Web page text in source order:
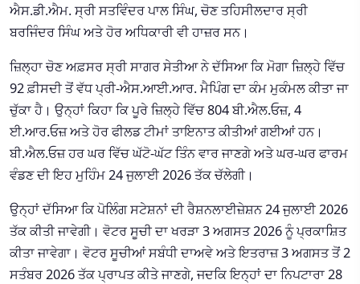
ਐਸ.ਡੀ.ਐਮ. ਸ੍ਰੀ ਸਤਵਿੰਦਰ ਪਾਲ ਸਿੰਘ, ਚੋਣ ਤਹਿਸੀਲਦਾਰ ਸ੍ਰੀ
ਬਰਜਿੰਦਰ ਸਿੰਘ ਅਤੇ ਹੋਰ ਅਧਿਕਾਰੀ ਵੀ ਹਾਜ਼ਰ ਸਨ।
ਜ਼ਿਲ੍ਹਾ ਚੋਣ ਅਫ਼ਸਰ ਸ੍ਰੀ ਸਾਗਰ ਸੇਤੀਆ ਨੇ ਦੱਸਿਆ ਕਿ ਮੋਗਾ ਜ਼ਿਲ੍ਹੇ ਵਿੱਚ
92 ਫ਼ੀਸਦੀ ਤੋਂ ਵੱਧ ਪ੍ਰੀ-ਐਸ.ਆਈ.ਆਰ. ਮੈਪਿੰਗ ਦਾ ਕੰਮ ਮੁਕੰਮਲ ਕੀਤਾ ਜਾ
ਚੁੱਕਾ ਹੈ। ਉਨ੍ਹਾਂ ਕਿਹਾ ਕਿ ਪੂਰੇ ਜ਼ਿਲ੍ਹੇ ਵਿੱਚ 804 ਬੀ.ਐਲ.ਓਜ਼, 4
ਈ.ਆਰ.ਓਜ਼ ਅਤੇ ਹੋਰ ਫੀਲਡ ਟੀਮਾਂ ਤਾਇਨਾਤ ਕੀਤੀਆਂ ਗਈਆਂ ਹਨ।
ਬੀ.ਐਲ.ਓਜ਼ ਹਰ ਘਰ ਵਿੱਚ ਘੱਟੋ-ਘੱਟ ਤਿੰਨ ਵਾਰ ਜਾਣਗੇ ਅਤੇ ਘਰ-ਘਰ ਫਾਰਮ
ਵੰਡਣ ਦੀ ਇਹ ਮੁਹਿੰਮ 24 ਜੁਲਾਈ 2026 ਤੱਕ ਚੱਲੇਗੀ।
ਉਨ੍ਹਾਂ ਦੱਸਿਆ ਕਿ ਪੋਲਿੰਗ ਸਟੇਸ਼ਨਾਂ ਦੀ ਰੈਸ਼ਨਲਾਈਜ਼ੇਸ਼ਨ 24 ਜੁਲਾਈ 2026
ਤੱਕ ਕੀਤੀ ਜਾਵੇਗੀ। ਵੋਟਰ ਸੂਚੀ ਦਾ ਖਰੜਾ 3 ਅਗਸਤ 2026 ਨੂੰ ਪ੍ਰਕਾਸ਼ਿਤ
ਕੀਤਾ ਜਾਵੇਗਾ। ਵੋਟਰ ਸੂਚੀਆਂ ਸਬੰਧੀ ਦਾਅਵੇ ਅਤੇ ਇਤਰਾਜ਼ 3 ਅਗਸਤ ਤੋਂ 2
ਸਤੰਬਰ 2026 ਤੱਕ ਪ੍ਰਾਪਤ ਕੀਤੇ ਜਾਣਗੇ, ਜਦਕਿ ਇਨ੍ਹਾਂ ਦਾ ਨਿਪਟਾਰਾ 28